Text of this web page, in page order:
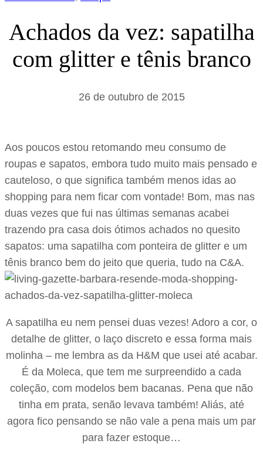
Achados da vez: sapatilha
com glitter e tênis branco
26 de outubro de 2015
Aos poucos estou retomando meu consumo de
roupas e sapatos, embora tudo muito mais pensado e
cauteloso, o que significa também menos idas ao
shopping para nem ficar com vontade! Bom, mas nas
duas vezes que fui nas últimas semanas acabei
trazendo pra casa dois ótimos achados no quesito
sapatos: uma sapatilha com ponteira de glitter e um
tênis branco bem do jeito que queria, tudo na C&A.
A sapatilha eu nem pensei duas vezes! Adoro a cor, o
detalhe de glitter, o laço discreto e essa forma mais
molinha – me lembra as da H&M que usei até acabar.
É da Moleca, que tem me surpreendido a cada
coleção, com modelos bem bacanas. Pena que não
tinha em prata, senão levava também! Aliás, até
agora fico pensando se não vale a pena mais um par
para fazer estoque…